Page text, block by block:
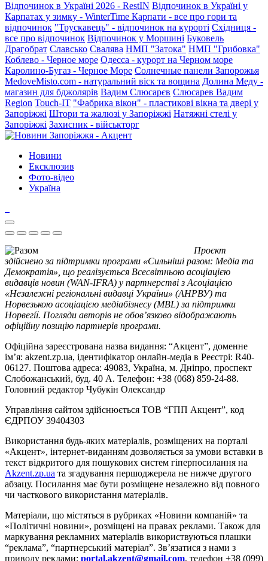
Відпочинок в Україні 2026 - RestIN Відпочинок в Україні у
Карпатах у зимку - WinterTime Карпати - все про гори та
відпочинок "Трускавець" - відпочинок на курорті Східниця -
все про відпочинок Відпочинок у Моршині Буковель
Драгобрат Славсько Свалява НМП "Затока" НМП "Грибовка"
Коблево - Черное море Одесса - курорт на Черном море
Каролино-Бугаз - Черное Море Солнечные панели Запорожья
MedoveMisto.com - натуральний віск та вощина Долина Меду -
магазин для бджолярів Вадим Слюсарєв Слюсарев Вадим
Region Touch-IT "Фабрика вікон" - пластикові вікна та двері у
Запоріжжі Штори та жалюзі у Запоріжжі Натяжні стелі у
Запоріжжі Захисник - військторг
Новини
Ексклюзив
Фото-відео
Україна
Проєкт
здійснено за підтримки програми «Сильніші разом: Медіа та
Демократія», що реалізується Всесвітньою асоціацією
видавців новин (WAN-IFRA) у партнерстві з Асоціацією
«Незалежні регіональні видавці України» (АНРВУ) та
Норвезькою асоціацією медіабізнесу (MBL) за підтримки
Норвегії. Погляди авторів не обов’язково відображають
офіційну позицію партнерів програми.
Офіційна зареєстрована назва видання: “Акцент”, доменне
ім’я: akzent.zp.ua, ідентифікатор онлайн-медіа в Реєстрі: R40-
06127. Поштова адреса: 49083, Україна, м. Дніпро, проспект
Слобожанський, буд. 40 А. Телефон: +38 (068) 859-24-88.
Головний редактор Чубукін Олександр
Управління сайтом здійснюється ТОВ “ГПП Акцент”, код
ЄДРПОУ 39404303
Використання будь-яких матеріалів, розміщених на порталі
«Акцент», інтернет-виданням дозволяється за умови вставки в
текст відкритого для пошукових систем гіперпосилання на
Akzent.zp.ua та згадування першоджерела не нижче другого
абзацу. Посилання має бути розміщене незалежно від повного
чи часткового використання матеріалів.
Матеріали, що містяться в рубриках «Новини компаній» та
«Політичні новини», розміщені на правах реклами. Також для
маркування рекламних матеріалів використвуються плашки
“реклама”, “партнерський матеріал”. Зв’язатися з нами з
приводу реклами: portal.akzent@gmail.com, телефон +38 (099)